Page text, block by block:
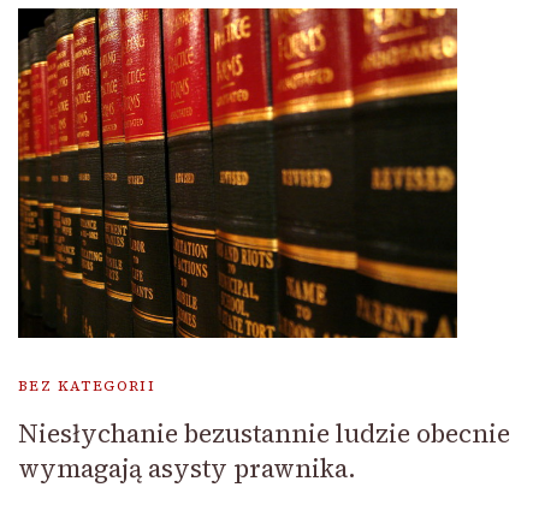
BEZ KATEGORII
Niesłychanie bezustannie ludzie obecnie
wymagają asysty prawnika.